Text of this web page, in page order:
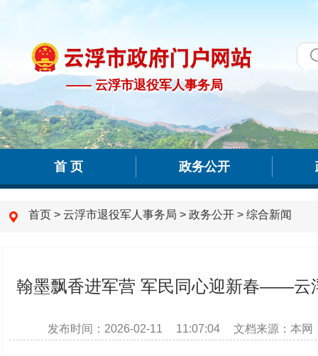
—— 云浮市退役军人事务局
—— 云浮市退役军人事务局
首 页 政务公开
首页 > 云浮市退役军人事务局 > 政务公开 > 综合新闻
翰墨飘香进军营 军民同心迎新春——云
发布时间：2026-02-11 11:07:04 文档来源：本